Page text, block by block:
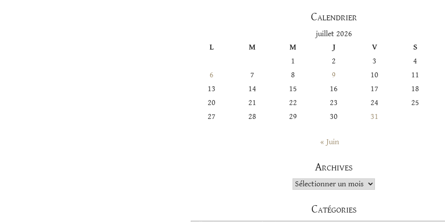
Calendrier
juillet 2026
L
M M J V S
1
2 3 4
6
7 8 9 10 11
13
14 15 16 17 18
20
21 22 23 24 25
27
28 29 30 31
« Juin
Archives
Archives
Catégories